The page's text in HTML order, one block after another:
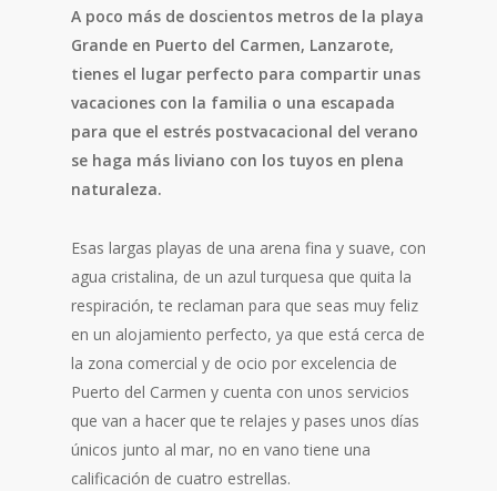
A poco más de doscientos metros de la playa
Grande en Puerto del Carmen, Lanzarote,
tienes el lugar perfecto para compartir unas
vacaciones con la familia o una escapada
para que el estrés postvacacional del verano
se haga más liviano con los tuyos en plena
naturaleza.
Esas largas playas de una arena fina y suave, con
agua cristalina, de un azul turquesa que quita la
respiración, te reclaman para que seas muy feliz
en un alojamiento perfecto, ya que está cerca de
la zona comercial y de ocio por excelencia de
Puerto del Carmen y cuenta con unos servicios
que van a hacer que te relajes y pases unos días
únicos junto al mar, no en vano tiene una
calificación de cuatro estrellas.